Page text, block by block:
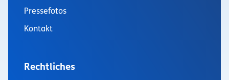
Pressefotos
Kontakt
Rechtliches